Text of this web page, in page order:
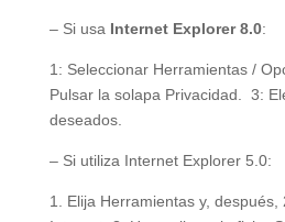
– Si usa Internet Explorer 8.0:
1: Seleccionar Herramientas /
Pulsar la solapa Privacidad. 3:
deseados.
– Si utiliza Internet Explorer 5.0:
1. Elija Herramientas y, después,